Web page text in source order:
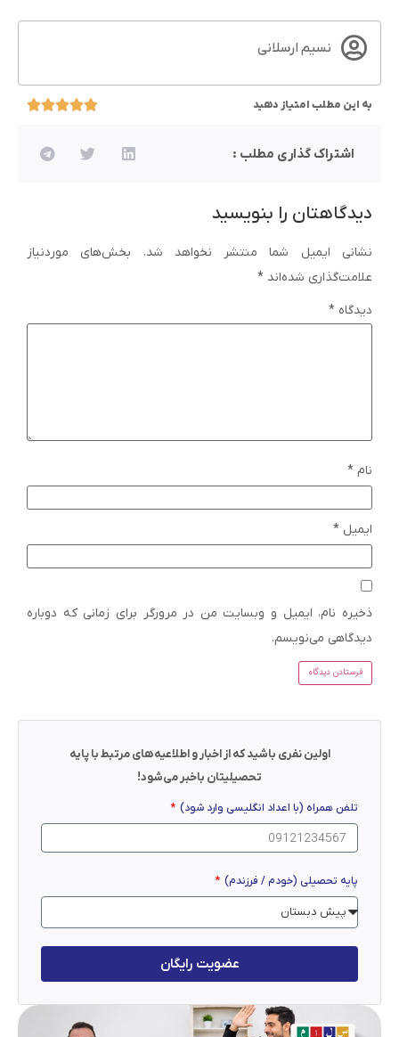
نسیم ارسلانی
به این مطلب امتیاز دهید
اشتراک گذاری مطلب :
دیدگاهتان را بنویسید
نشانی ایمیل شما منتشر نخواهد شد.
بخش‌های موردنیاز
علامت‌گذاری شده‌اند *
دیدگاه *
نام *
ایمیل *
ذخیره نام، ایمیل و وبسایت من در مرورگر برای زمانی که دوباره
دیدگاهی می‌نویسم.
اولین نفری باشید که از اخبار و اطلاعیه‌های مرتبط با پایه
تحصیلیتان باخبر می‌شود!
تلفن همراه (با اعداد انگلیسی وارد شود)
پایه تحصیلی (خودم / فرزندم)
عضویت رایگان